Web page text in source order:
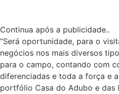
Continua após a publicidade..
“Será oportunidade, para o
negócios nos mais diversos
para o campo, contando com
diferenciadas e toda a força e
portfólio Casa do Adubo e das